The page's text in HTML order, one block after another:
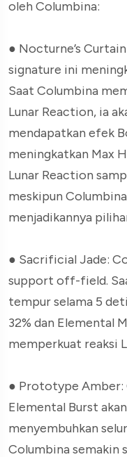
oleh Columbina:
● Nocturne’s
signature ini
Saat Columbina
Lunar Reaction, ia
mendapatkan efek
meningkatkan Max
Lunar Reaction
meskipun
menjadikannya
● Sacrificial Jade:
support off-field.
tempur selama 5
32% dan Elemental
memperkuat reaksi
● Prototype Amber:
Elemental Burst
menyembuhkan
Columbina semakin